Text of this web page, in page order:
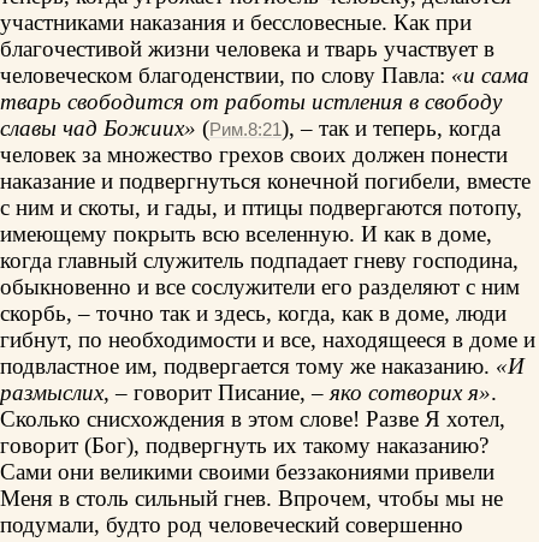
участниками наказания и бессловесные. Как при
благочестивой жизни человека и тварь участвует в
человеческом благоденствии, по слову Павла: «и сама
тварь свободится от работы истления в свободу
славы чад Божиих» (Рим.8:21), – так и теперь, когда
человек за множество грехов своих должен понести
наказание и подвергнуться конечной погибели, вместе
с ним и скоты, и гады, и птицы подвергаются потопу,
имеющему покрыть всю вселенную. И как в доме,
когда главный служитель подпадает гневу господина,
обыкновенно и все сослужители его разделяют с ним
скорбь, – точно так и здесь, когда, как в доме, люди
гибнут, по необходимости и все, находящееся в доме и
подвластное им, подвергается тому же наказанию. «И
размыслих, – говорит Писание, – яко сотворих я».
Сколько снисхождения в этом слове! Разве Я хотел,
говорит (Бог), подвергнуть их такому наказанию?
Сами они великими своими беззакониями привели
Меня в столь сильный гнев. Впрочем, чтобы мы не
подумали, будто род человеческий совершенно